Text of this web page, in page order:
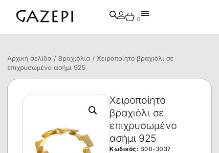
0
Αρχική σελίδα / Βραχιόλια / Χειροποίητο βραχιόλι σε
επιχρυσωμένο ασήμι 925
Χειροποίητο
βραχιόλι σε
επιχρυσωμένο
ασήμι 925
Κωδικός: B00-3037